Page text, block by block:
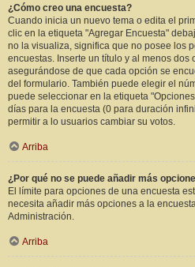
¿Cómo creo una encuesta?
Cuando inicia un nuevo tema o edita el
clic en la etiqueta "Agregar Encuesta"
no la visualiza, significa que no posee los
encuestas. Inserte un título y al menos
asegurándose de que cada opción se
del formulario. También puede elegir el
puede seleccionar en la etiqueta
días para la encuesta (0 para duración
permitir a lo usuarios cambiar su votos.
Arriba
¿Por qué no se puede añadir más
El límite para opciones de una encuesta
necesita añadir más opciones a la
Administración.
Arriba